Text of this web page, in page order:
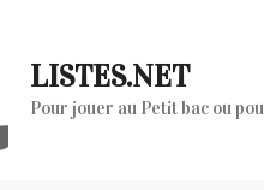
LISTES.NET
Pour jouer au Petit bac ou